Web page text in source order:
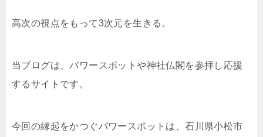
高次の視点をもって3次元を生きる。
当ブログは、パワースポットや神社仏閣を参拝し応援
するサイトです。
今回の縁起をかつぐパワースポットは、石川県小松市